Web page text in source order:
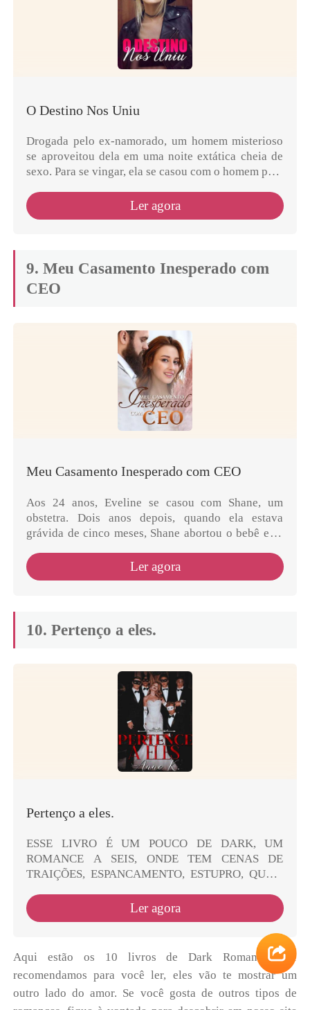
O Destino Nos Uniu
Drogada pelo ex-namorado, um homem misterioso
se aproveitou dela em uma noite extática cheia de
sexo. Para se vingar, ela se casou com o homem para
Ler agora
9. Meu Casamento Inesperado com
CEO
Meu Casamento Inesperado com CEO
Aos 24 anos, Eveline se casou com Shane, um
obstetra. Dois anos depois, quando ela estava
grávida de cinco meses, Shane abortou o bebê e se
Eveline conhece...
Ler agora
10. Pertenço a eles.
Pertenço a eles.
ESSE LIVRO É UM POUCO DE DARK, UM
ROMANCE A SEIS, ONDE TEM CENAS DE
TRAIÇÕES, ESPANCAMENTO, ESTUPRO, QUEM
NÃO LEIAM. -------------------------------------------
-...
Ler agora
Aqui estão os 10 livros de Dark Romance que
recomendamos para você ler, eles vão te mostrar um
outro lado do amor. Se você gosta de outros tipos de